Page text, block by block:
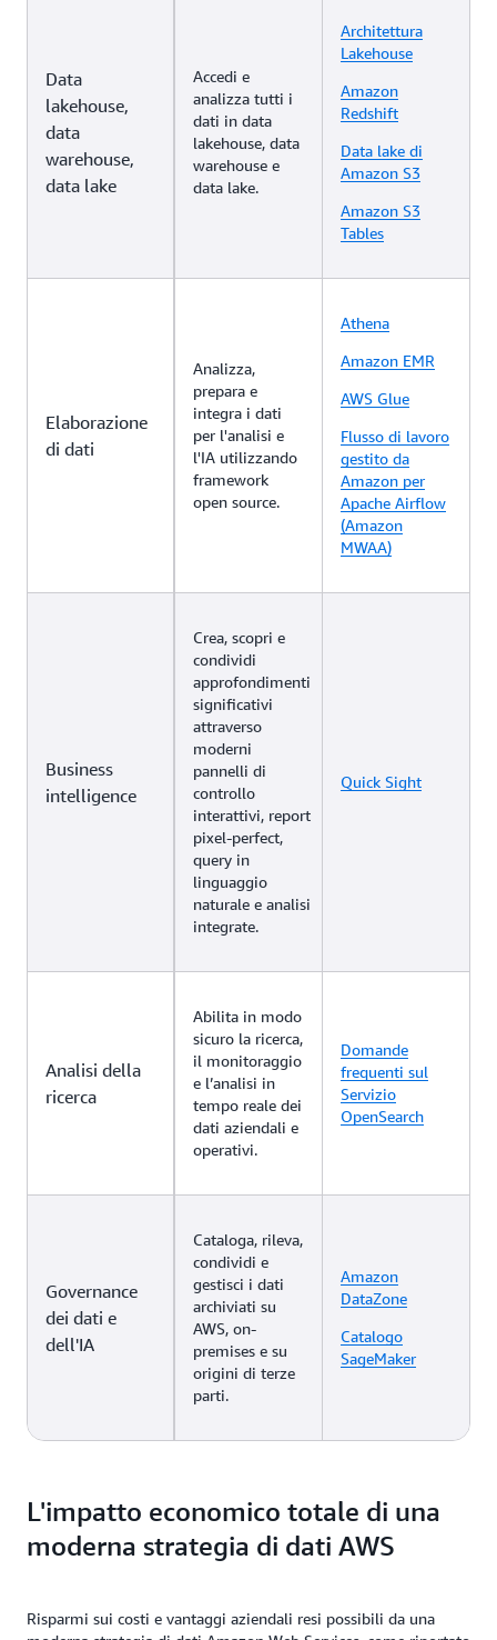
Data
lakehouse,
data
warehouse,
data lake
Accedi e
analizza tutti i
dati in data
lakehouse, data
warehouse e
data lake.
Architettura
Lakehouse
Amazon
Redshift
Data lake di
Amazon S3
Amazon S3
Tables
Elaborazione
di dati
Analizza,
prepara e
integra i dati
per l'analisi e
l'IA utilizzando
framework
open source.
Athena
Amazon EMR
AWS Glue
Flusso di lavoro
gestito da
Amazon per
Apache Airflow
(Amazon
MWAA)
Business
intelligence
Crea, scopri e
condividi
approfondimenti
significativi
attraverso
moderni
pannelli di
controllo
interattivi, report
pixel-perfect,
query in
linguaggio
naturale e analisi
integrate.
Quick Sight
Analisi della
ricerca
Abilita in modo
sicuro la ricerca,
il monitoraggio
e l’analisi in
tempo reale dei
dati aziendali e
operativi.
Domande
frequenti sul
Servizio
OpenSearch
Governance
dei dati e
dell'IA
Cataloga, rileva,
condividi e
gestisci i dati
archiviati su
AWS, on-
premises e su
origini di terze
parti.
Amazon
DataZone
Catalogo
SageMaker
L'impatto economico totale di una
moderna strategia di dati AWS
Risparmi sui costi e vantaggi aziendali resi possibili da una